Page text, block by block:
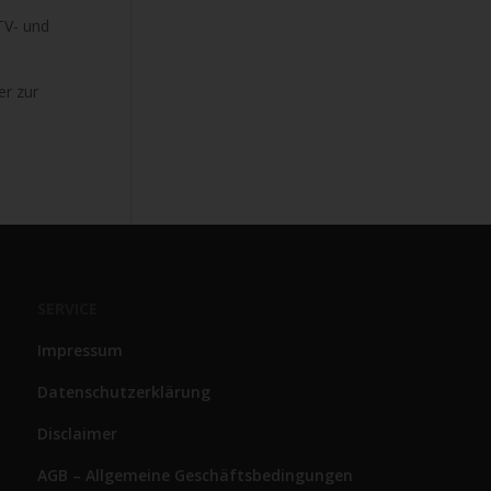
und
zur
Impressum
Datenschutzerklärung
Disclaimer
AGB – Allgemeine Geschäftsbedingungen